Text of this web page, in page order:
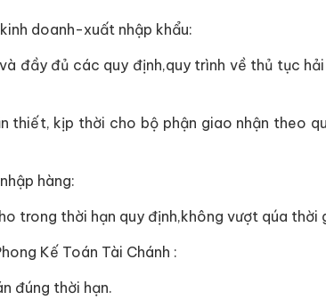
doanh-xuất nhập khẩu:
đầy đủ các quy định,quy trình về thủ tục
thiết, kịp thời cho bộ phận giao nhận theo
hàng:
trong thời hạn quy định,không vượt qúa thời
Kế Toán Tài Chánh :
đúng thời hạn.